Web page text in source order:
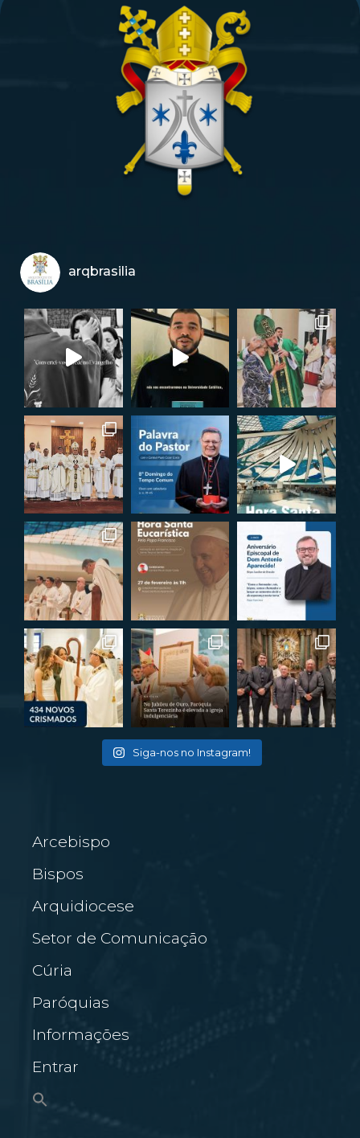
arqbrasilia
Siga-nos no Instagram!
Arcebispo
Bispos
Arquidiocese
Setor de Comunicação
Cúria
Paróquias
Informações
Entrar